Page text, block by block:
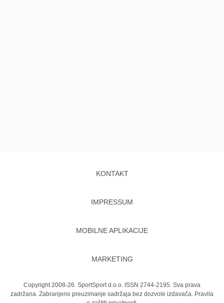
KONTAKT
IMPRESSUM
MOBILNE APLIKACIJE
MARKETING
Copyright 2008-26. SportSport d.o.o. ISSN 2744-2195. Sva prava
zadržana. Zabranjeno preuzimanje sadržaja bez dozvole izdavača. Pravila